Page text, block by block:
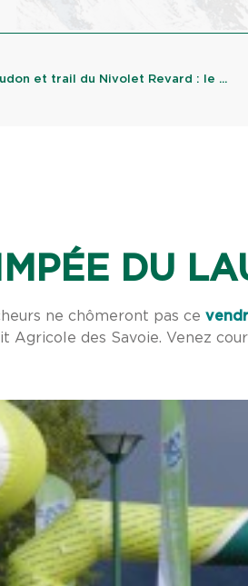
et trail du Nivolet Revard : le ...
DU
ne chômeront pas ce
Agricole des Savoie. Venez